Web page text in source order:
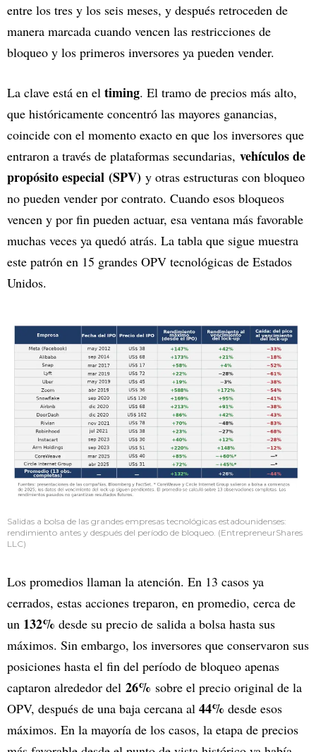
entre los tres y los seis meses, y después retroceden de
manera marcada cuando vencen las restricciones de
bloqueo y los primeros inversores ya pueden vender.
La clave está en el timing. El tramo de precios más alto,
que históricamente concentró las mayores ganancias,
coincide con el momento exacto en que los inversores que
entraron a través de plataformas secundarias, vehículos de
propósito especial (SPV) y otras estructuras con bloqueo
no pueden vender por contrato. Cuando esos bloqueos
vencen y por fin pueden actuar, esa ventana más favorable
muchas veces ya quedó atrás. La tabla que sigue muestra
este patrón en 15 grandes OPV tecnológicas de Estados
Unidos.
Salidas a bolsa de las grandes empresas tecnológicas estadounidenses:
rendimiento antes y después del período de bloqueo. (EntrepreneurShares
LLC)
Los promedios llaman la atención. En 13 casos ya
cerrados, estas acciones treparon, en promedio, cerca de
un 132% desde su precio de salida a bolsa hasta sus
máximos. Sin embargo, los inversores que conservaron sus
posiciones hasta el fin del período de bloqueo apenas
captaron alrededor del 26% sobre el precio original de la
OPV, después de una baja cercana al 44% desde esos
máximos. En la mayoría de los casos, la etapa de precios